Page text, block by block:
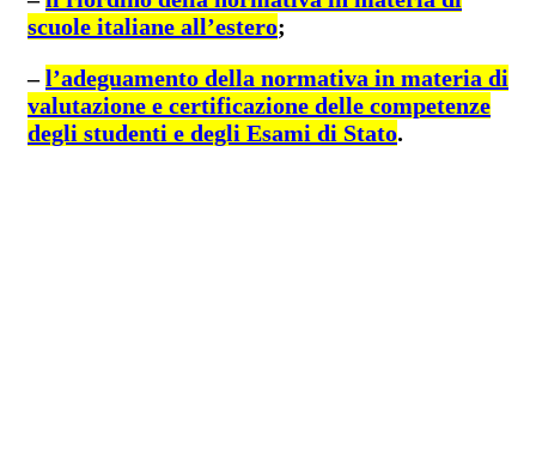
scuole italiane all’estero;
–l’adeguamento della normativa in materia di
valutazione e certificazione delle competenze
degli studenti e degli Esami di Stato.